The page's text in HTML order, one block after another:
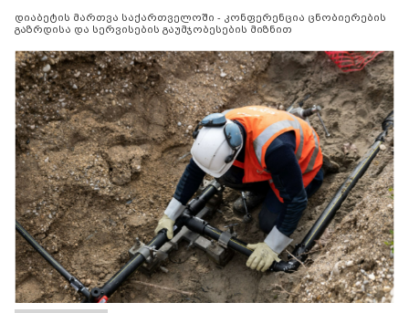
დიაბეტის მართვა საქართველოში - კონფერენცია ცნობიერების
გაზრდისა და სერვისების გაუმჯობესების მიზნით